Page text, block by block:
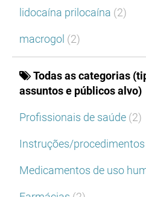
lidocaína prilocaína (2)
macrogol (2)
Todas as categorias
assuntos e públicos alvo)
Profissionais de saúde (2)
Instruções/procedimentos
Medicamentos de uso